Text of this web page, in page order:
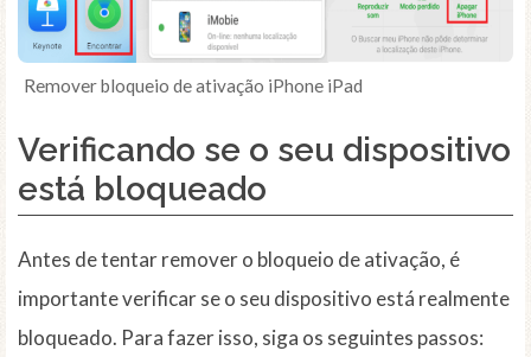
Remover bloqueio de ativação iPhone iPad
Verificando se o seu dispositivo
está bloqueado
Antes de tentar remover o bloqueio de ativação, é
importante verificar se o seu dispositivo está realmente
bloqueado. Para fazer isso, siga os seguintes passos: